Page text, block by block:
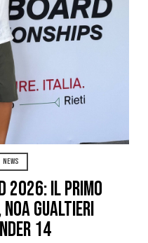
NEWS
2026: il primo
Gualtieri
14